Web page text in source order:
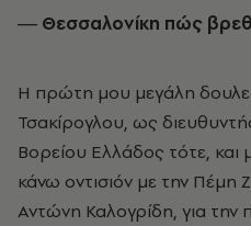
― Θεσσαλονίκη πώς
Η πρώτη µου µεγάλη
Τσακίρογλου, ως
Βορείου Ελλάδος τότε, και
κάνω οντισιόν µε την Πέµη
Αντώνη Καλογρίδη, για